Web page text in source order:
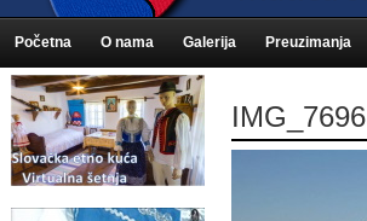
Početna O nama Galerija Preuzimanja
IMG_7696